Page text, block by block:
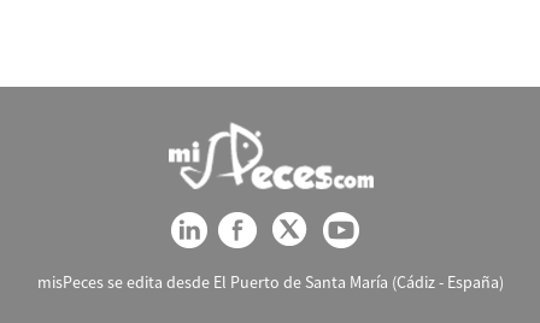
misPeces se edita desde El Puerto de Santa María (Cádiz - España)